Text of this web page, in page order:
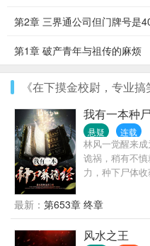
第2章 三界通公司但门牌号是
第1章 破产青年与祖传的麻烦
《在下摸金校尉，专业
我有一本种
悬疑 连载
林风一觉醒来
诡祸，稍有不
力，种下尸体
万物，织出乱世
演化分身，塑
敌。
最新： 第653章 终章
风水之王